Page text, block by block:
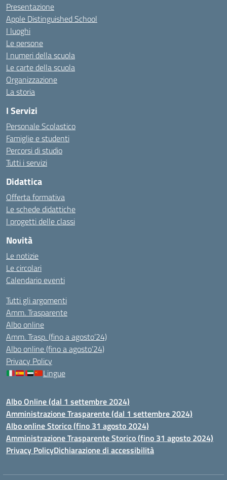
Presentazione
Apple Distinguished School
I luoghi
Le persone
I numeri della scuola
Le carte della scuola
Organizzazione
La storia
I Servizi
Personale Scolastico
Famiglie e studenti
Percorsi di studio
Tutti i servizi
Didattica
Offerta formativa
Le schede didattiche
I progetti delle classi
Novità
Le notizie
Le circolari
Calendario eventi
Tutti gli argomenti
Amm. Trasparente
Albo online
Amm. Trasp. (fino a agosto’24)
Albo online (fino a agosto’24)
Privacy Policy
Lingue
Albo Online (dal 1 settembre 2024)
Amministrazione Trasparente (dal 1 settembre 2024)
Albo online Storico (fino 31 agosto 2024)
Amministrazione Trasparente Storico (fino 31 agosto 2024)
Privacy PolicyDichiarazione di accessibilità